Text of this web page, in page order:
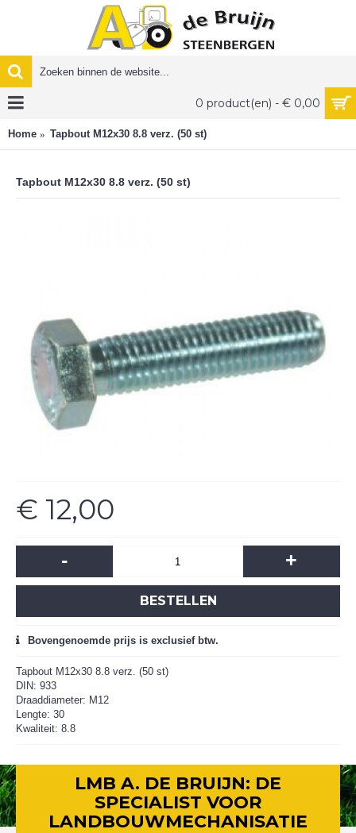
0 product(en) - € 0,00
Home Tapbout M12x30 8.8 verz. (50 st)
Tapbout M12x30 8.8 verz. (50 st)
€ 12,00
- +
BESTELLEN
Bovengenoemde prijs is exclusief btw.
Tapbout M12x30 8.8 verz. (50 st)
DIN: 933
Draaddiameter: M12
Lengte: 30
Kwaliteit: 8.8
LMB A. DE BRUIJN: DE
SPECIALIST VOOR
LANDBOUWMECHANISATIE